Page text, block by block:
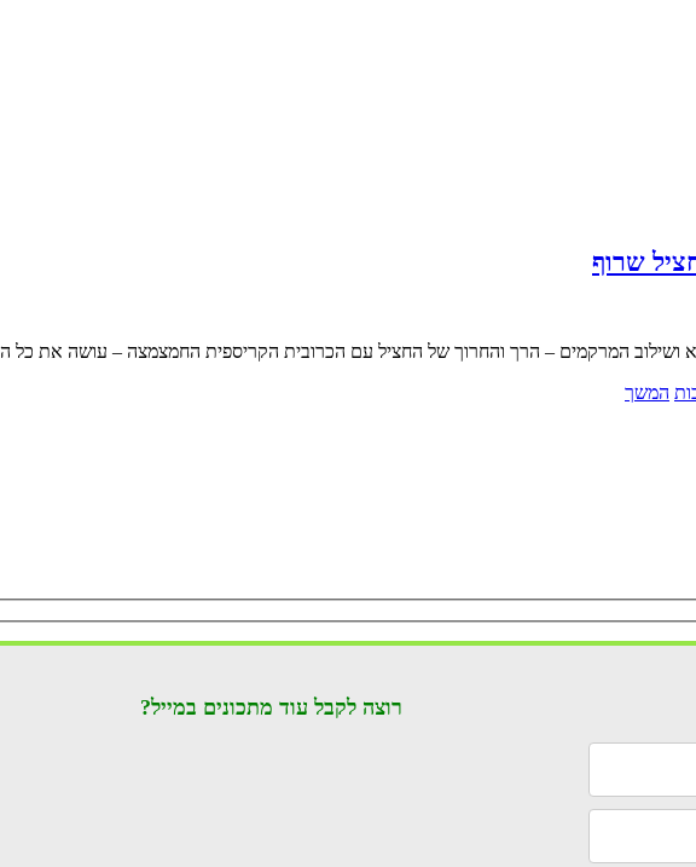
שרוף
המרקמים – הרך והחרוך של החציל עם הכרובית הקריספית החמצמצה – עושה את כל
המשך
רוצה לקבל עוד מתכונים במייל?